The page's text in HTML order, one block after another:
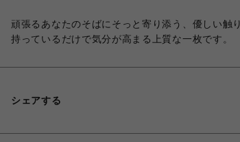
頑張るあなたのそばにそっと寄り添う、優しい触
持っているだけで気分が高まる上質な一枚です。
シェアする